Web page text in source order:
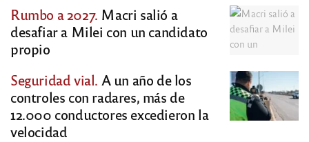
Rumbo a 2027. Macri salió a
desafiar a Milei con un candidato
propio
Seguridad vial. A un año de los
controles con radares, más de
12.000 conductores excedieron la
velocidad